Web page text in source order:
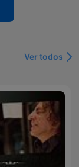
Ver todos